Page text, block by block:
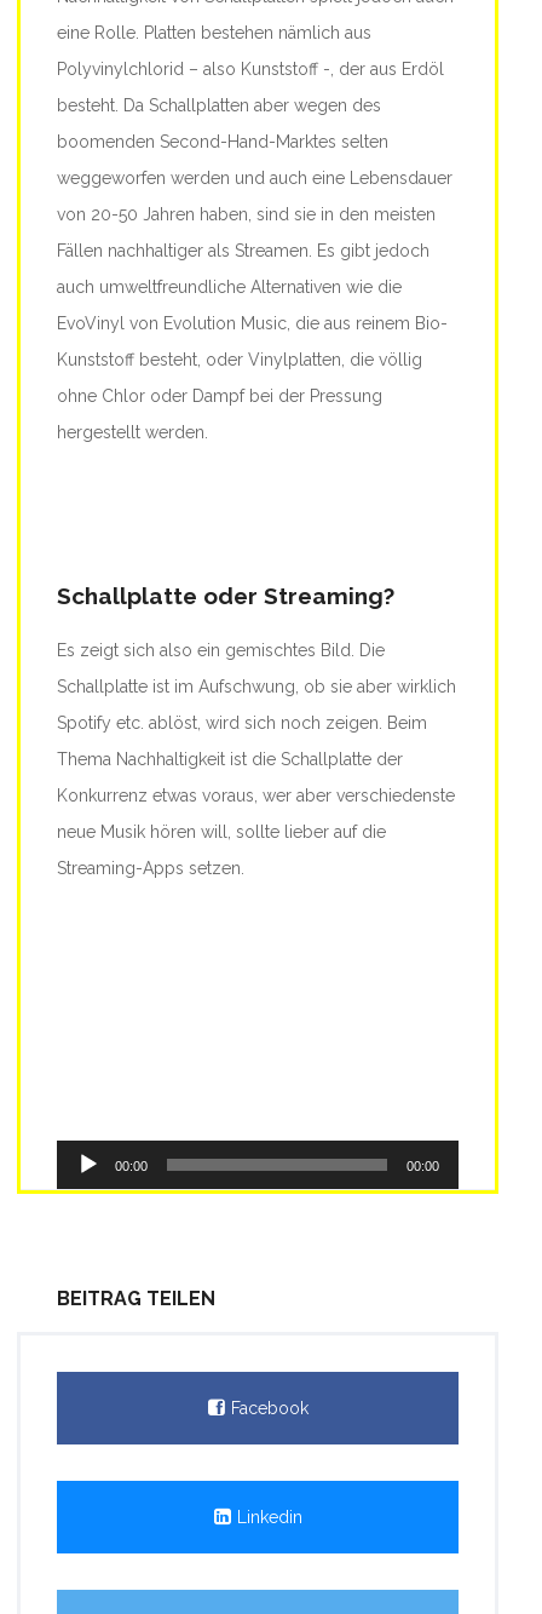
eine Rolle. Platten bestehen nämlich aus
Polyvinylchlorid – also Kunststoff -, der aus Erdöl
besteht. Da Schallplatten aber wegen des
boomenden Second-Hand-Marktes selten
weggeworfen werden und auch eine Lebensdauer
von 20-50 Jahren haben, sind sie in den meisten
Fällen nachhaltiger als Streamen. Es gibt jedoch
auch umweltfreundliche Alternativen wie die
EvoVinyl von Evolution Music, die aus reinem Bio-
Kunststoff besteht, oder Vinylplatten, die völlig
ohne Chlor oder Dampf bei der Pressung
hergestellt werden.
Schallplatte oder Streaming?
Es zeigt sich also ein gemischtes Bild. Die
Schallplatte ist im Aufschwung, ob sie aber wirklich
Spotify etc. ablöst, wird sich noch zeigen. Beim
Thema Nachhaltigkeit ist die Schallplatte der
Konkurrenz etwas voraus, wer aber verschiedenste
neue Musik hören will, sollte lieber auf die
Streaming-Apps setzen.
Audio-
Player
00:00 00:00
BEITRAG TEILEN
Facebook
Linkedin